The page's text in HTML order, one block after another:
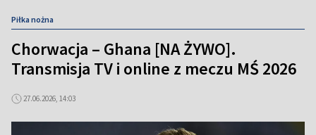
Piłka nożna
Chorwacja – Ghana [NA ŻYWO].
Transmisja TV i online z meczu MŚ 2026
27.06.2026, 14:03